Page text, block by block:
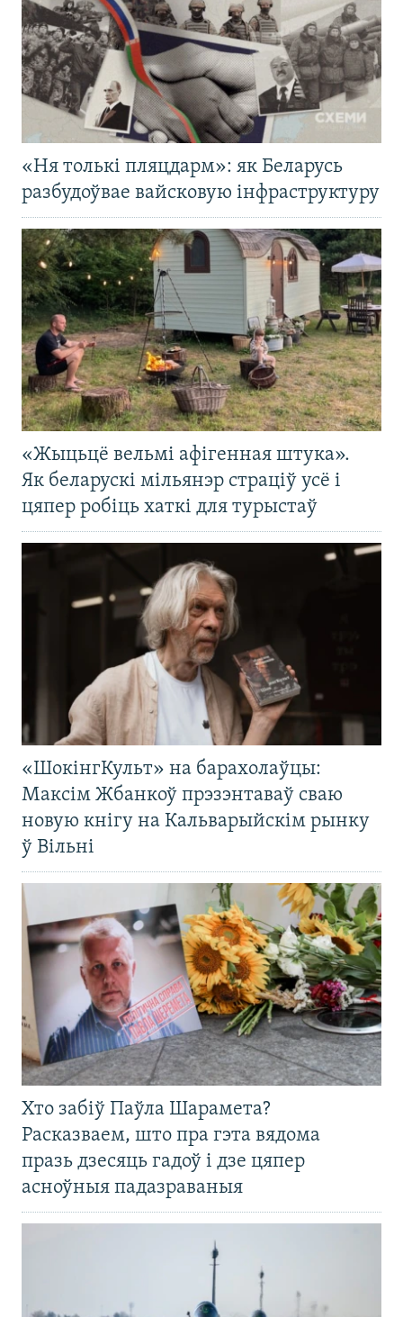
«Ня толькі пляцдарм»: як Беларусь
разбудоўвае вайсковую інфраструктуру
«Жыцьцё вельмі афігенная штука».
Як беларускі мільянэр страціў усё і
цяпер робіць хаткі для турыстаў
«ШокінгКульт» на барахолаўцы:
Максім Жбанкоў прэзэнтаваў сваю
новую кнігу на Кальварыйскім рынку
ў Вільні
Хто забіў Паўла Шарамета?
Расказваем, што пра гэта вядома
празь дзесяць гадоў і дзе цяпер
асноўныя падазраваныя